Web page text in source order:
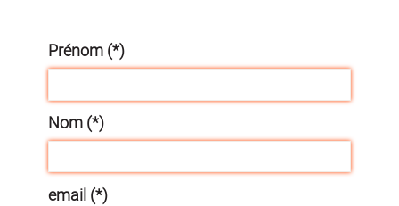
Prénom (*)
Nom (*)
email (*)